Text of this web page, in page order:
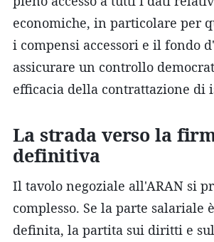
economiche, in particolare per
i compensi accessori e il fondo
assicurare un controllo
efficacia della contrattazione di
La strada verso la
definitiva
Il tavolo negoziale all'ARAN si
complesso. Se la parte salariale
definita, la partita sui diritti e